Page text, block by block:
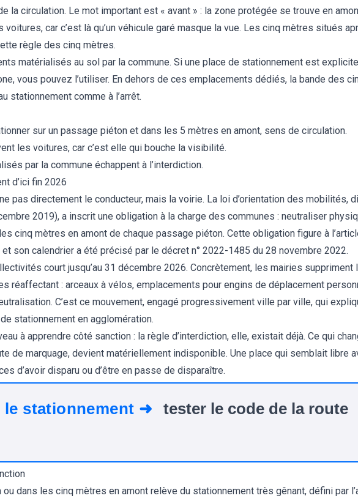
la circulation. Le mot important est « avant » : la zone protégée se trouve en
voitures, car c’est là qu’un véhicule garé masque la vue. Les cinq mètres situés
règle des cinq mètres.
matérialisés au sol par la commune. Si une place de stationnement est
vous pouvez l’utiliser. En dehors de ces emplacements dédiés, la bande des
stationnement comme à l’arrêt.
sur un passage piéton et dans les 5 mètres en amont, sens de circulation.
les voitures, car c’est elle qui bouche la visibilité.
par la commune échappent à l’interdiction.
d’ici fin 2026
pas directement le conducteur, mais la voirie. La loi d’orientation des mobilités,
2019), a inscrit une obligation à la charge des communes : neutraliser
cinq mètres en amont de chaque passage piéton. Cette obligation figure à
son calendrier a été précisé par le décret n° 2022-1485 du 28 novembre 2022.
court jusqu’au 31 décembre 2026. Concrètement, les mairies suppriment
réaffectant : arceaux à vélos, emplacements pour engins de déplacement
C’est ce mouvement, engagé progressivement ville par ville, qui
stationnement en agglomération.
à apprendre côté sanction : la règle d’interdiction, elle, existait déjà. Ce qui
de marquage, devient matériellement indisponible. Une place qui semblait libre
d’avoir disparu ou d’être en passe de disparaître.
le stationnement ➜
tester le code de la route
dans les cinq mètres en amont relève du stationnement très gênant, défini par